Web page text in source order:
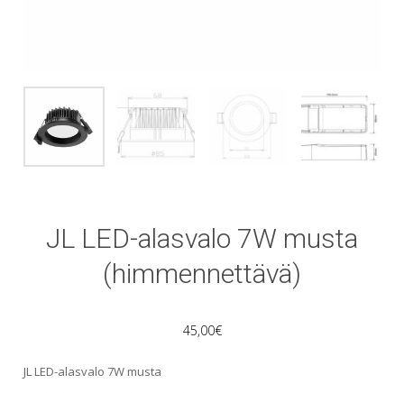
JL LED-alasvalo 7W musta
(himmennettävä)
45,00€
JL LED-alasvalo 7W musta